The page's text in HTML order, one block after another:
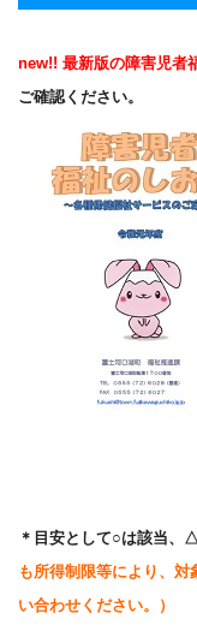
new!! 最新版の障害児者
ご確認ください。
＊目安として○は該当、
も所得制限等により、
い合わせください。）